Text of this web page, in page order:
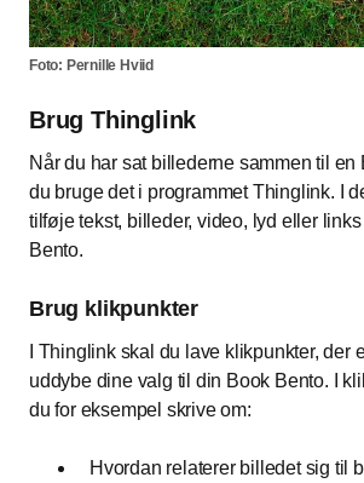
Foto: Pernille Hviid
Brug Thinglink
Når du har sat billederne sammen til en
du bruge det i programmet Thinglink. I
tilføje tekst, billeder, video, lyd eller
Bento.
Brug klikpunkter
I Thinglink skal du lave klikpunkter, der
uddybe dine valg til din Book Bento. I
du for eksempel skrive om:
Hvordan relaterer billedet sig til